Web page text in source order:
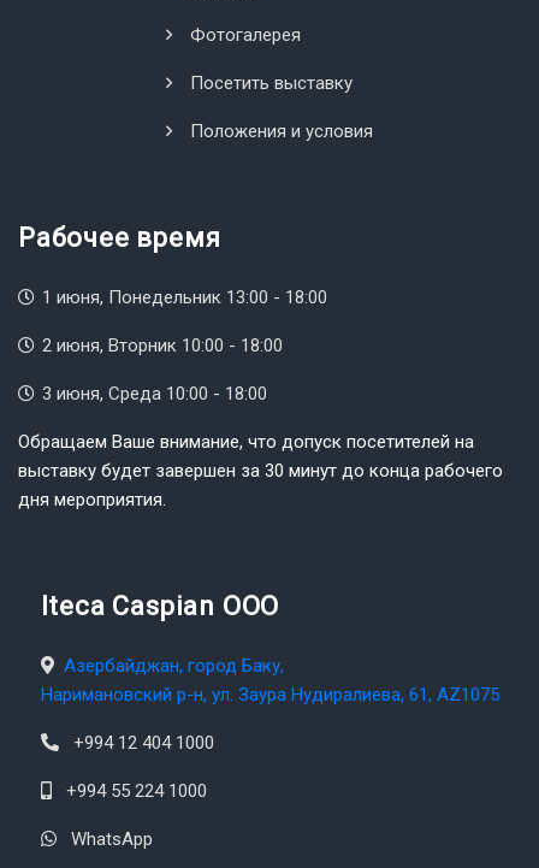
Фотогалерея
Посетить выставку
Положения и условия
Рабочее время
1 июня, Понедельник 13:00 - 18:00
2 июня, Вторник 10:00 - 18:00
3 июня, Среда 10:00 - 18:00
Обращаем Ваше внимание, что допуск посетителей на
выставку будет завершен за 30 минут до конца рабочего
дня мероприятия.
Iteca Caspian OOO
Азербайджан, город Баку,
Наримановский р-н, ул. Заура Нудиралиева, 61, AZ1075
+994 12 404 1000
+994 55 224 1000
WhatsApp